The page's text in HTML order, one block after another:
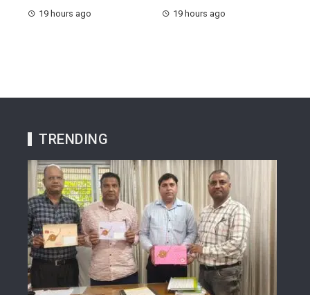
19 hours ago 19 hours ago
TRENDING